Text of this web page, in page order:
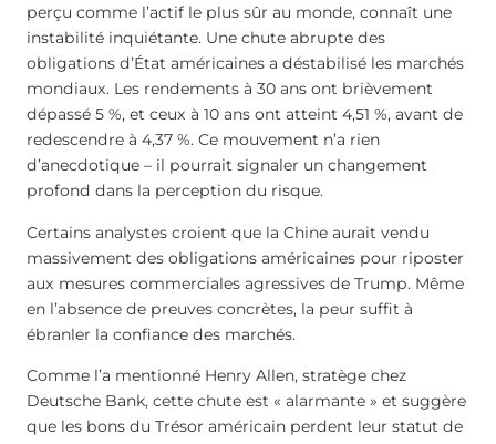
perçu comme l’actif le plus sûr au monde, connaît une
instabilité inquiétante. Une chute abrupte des
obligations d’État américaines a déstabilisé les marchés
mondiaux. Les rendements à 30 ans ont brièvement
dépassé 5 %, et ceux à 10 ans ont atteint 4,51 %, avant de
redescendre à 4,37 %. Ce mouvement n’a rien
d’anecdotique – il pourrait signaler un changement
profond dans la perception du risque.
Certains analystes croient que la Chine aurait vendu
massivement des obligations américaines pour riposter
aux mesures commerciales agressives de Trump. Même
en l’absence de preuves concrètes, la peur suffit à
ébranler la confiance des marchés.
Comme l’a mentionné Henry Allen, stratège chez
Deutsche Bank, cette chute est « alarmante » et suggère
que les bons du Trésor américain perdent leur statut de